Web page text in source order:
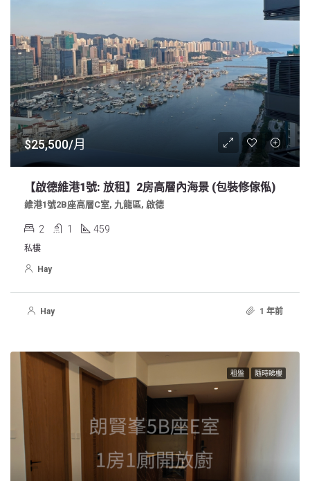
$25,500/月
【啟德維港1號: 放租】2房高層內海景 (包裝修傢俬)
維港1號2B座高層C室, 九龍區, 啟德
2 1 459
私樓
Hay
Hay 1 年前
租盤 隨時睇樓